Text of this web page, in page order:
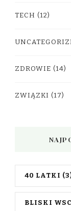
TECH (12)
ZDROWIE (14)
ZWIĄZKI (17)
40 LATKI
BLISKI